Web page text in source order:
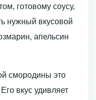
готовому соусу,
нужный вкусовой
апельсин
смородины это
вкус удивляет